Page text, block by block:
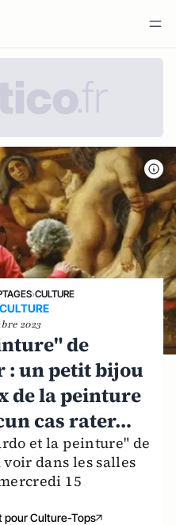
›CULTURE
2023
de
: un petit bijou
de la peinture
cas rater…
et la peinture" de
dans les salles
15
pour Culture-Tops